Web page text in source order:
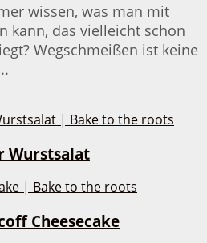
wissen, was man mit
kann, das vielleicht schon
Wegschmeißen ist keine
Wurstsalat
Cheesecake